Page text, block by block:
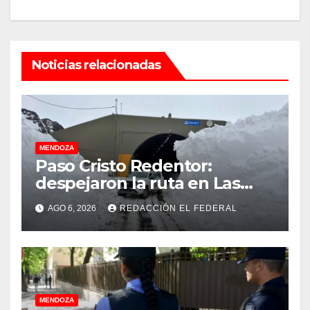
Noticias relacionadas
MENDOZA
Paso Cristo Redentor:
despejaron la ruta en Las
Cuevas antes de otro
temporal con unos 1.500
camiones varados
AGO 6, 2026 REDACCIÓN EL FEDERAL
MENDOZA